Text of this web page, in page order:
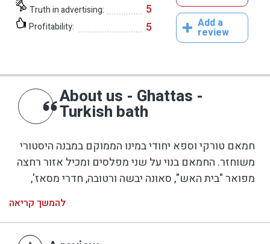
Truth in advertising: 5
Profitability: 5 Add a
review
About us - Ghattas -
Turkish bath
חמאם טורקי וספא יחודי במינו הממוקם במבנה היסטורי
משוחזר. החמאם בנוי על שני מפלסים ומכיל אזור רחצה
מפואר "בית האש", סאונה יבשה ורטובה, חדרי מסאז',
אזורי ישיבה מחוממים, מיטות מחוממות למסאז' ורחצה.
לצד אזור רחצה נמצא לובי אורחים, בו מגישים משקאות
קלים וכיבוד קל.
להמשך קריאה